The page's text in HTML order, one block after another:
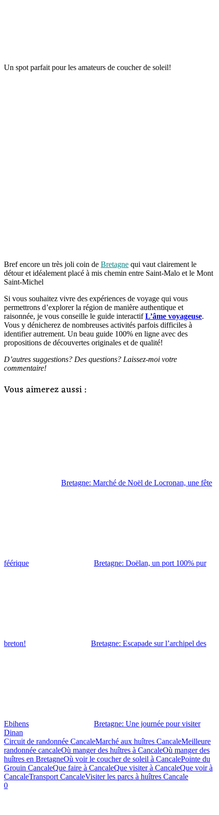
Un spot parfait pour les amateurs de coucher de soleil!
Bref encore un très joli coin de Bretagne qui vaut clairement le
détour et idéalement placé à mis chemin entre Saint-Malo et le Mont
Saint-Michel
Si vous souhaitez vivre des expériences de voyage qui vous
permettrons d’explorer la région de manière authentique et
raisonnée, je vous conseille le guide interactifL’âme voyageuse.
Vous y dénicherez de nombreuses activités parfois difficiles à
identifier autrement. Un beau guide 100% en ligne avec des
propositions de découvertes originales et de qualité!
D’autres suggestions? Des questions? Laissez-moi votre
commentaire!
Vous aimerez aussi :
Bretagne: Marché de Noël de Locronan, une fête
féérique Bretagne: Doëlan, un port 100% pur
breton! Bretagne: Escapade sur l’archipel des
Ebihens
Bretagne: Une journée pour visiter
Dinan
Circuit de randonnée CancaleMarché aux huîtres CancaleMeilleure
randonnée cancaleOù manger des huîtres à CancaleOù manger des
huîtres en BretagneOù voir le coucher de soleil à CancalePointe du
Grouin CancaleQue faire à CancaleQue visiter à CancaleQue voir à
CancaleTransport CancaleVisiter les parcs à huîtres Cancale
0